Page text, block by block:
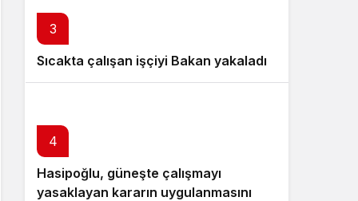
3
Sıcakta çalışan işçiyi Bakan yakaladı
4
Hasipoğlu, güneşte çalışmayı
yasaklayan kararın uygulanmasını